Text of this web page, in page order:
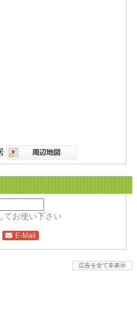
てお使い下さい
E-Mail
広告を全て非表示